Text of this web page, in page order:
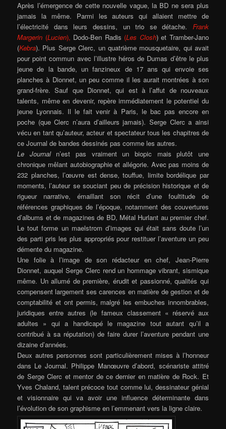
Après l’émergence de cette nouvelle vague, la BD ne sera plus
jamais la même.
Parmi les auteurs qui allaient mettre de
l’électricité dans leurs dessins, un trio se détache. Frank
Margerin (Lucien), Dodo-Ben Radis (Les Closh) et Tramber-Jano
(Kebra). Plus Serge Clerc, un quatrième mousquetaire, qui avait
pour point commun avec l’illustre héros de Dumas d’être le plus
jeune de la bande, un fanzineux de 17 ans qui envoie ses
planches à Dionnet, un peu comme il les aurait montrées à son
grand-frère. Sauf que Dionnet, qui est à l’affut de nouveaux
talents, même en devenir, repère immédiatement le potentiel du
jeune Lyonnais. Il le fait venir à Paris, le bac pas encore en
poche (que Clerc n’aura d’ailleurs jamais). Serge Clerc a ainsi
vécu en tant qu’auteur, acteur et spectateur tous les chapitres de
ce Journal de bandes dessinés pas comme les autres.
Le Journaln’est pas vraiment un biopic mais plutôt une
chronique mêlant autobiographie et allégorie. Avec pas moins de
232 planches, l’œuvre est dense, touffue, limite bordélique par
moments, l’auteur se souciant peu de précision historique et de
rigueur narrative, émaillant son récit d’une foultitude de
références graphiques de l’époque, notamment des couvertures
d’albums et de magazines de BD, Métal Hurlant au premier chef.
Le tout forme un maelstrom d’images qui était sans doute l’un
des parti pris les plus appropriés pour restituer l’aventure un peu
démente du magazine.
Une folie à l’image de son rédacteur en chef, Jean-Pierre
Dionnet, auquel Serge Clerc rend un hommage vibrant, sismique
même. Un allumé de première, érudit et passionné, qualités qui
compensent largement ses carences en matière de gestion et de
comptabilité et ont permis, malgré les embuches innombrables,
juridiques entre autres (le fameux classement « réservé aux
adultes » qui a handicapé le magazine tout autant qu’il a
contribué à sa réputation) de faire durer l’aventure pendant une
dizaine d’années.
Deux autres personnes sont particulièrement mises à l’honneur
dans Le Journal. Philippe Manœuvre d’abord, scénariste attitré
de Serge Clerc et mentor de ce dernier en matière de Rock. Et
Yves Chaland, talent précoce tout comme lui, dessinateur génial
et visionnaire qui va avoir une influence déterminante dans
l’évolution de son graphisme en l’emmenant vers la ligne claire.